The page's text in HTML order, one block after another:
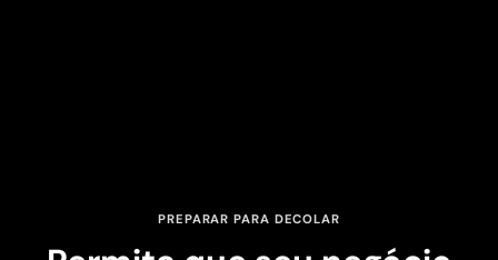
PREPARAR PARA DECOLAR